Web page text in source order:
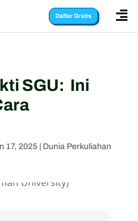
Daftar Gratis 
SGU: Ini
17, 2025| Dunia Perkuliahan